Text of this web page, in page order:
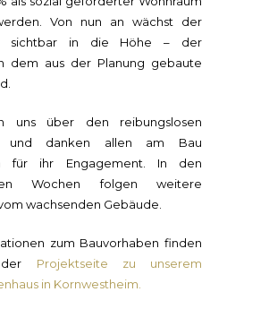
Von nun an wächst der
sichtbar in die Höhe – der
dem aus der Planung gebaute
uns über den reibungslosen
und danken allen am Bau
für ihr Engagement. In den
Wochen folgen weitere
wachsenden Gebäude.
zum Bauvorhaben finden
Projektseite zu unserem
in Kornwestheim.